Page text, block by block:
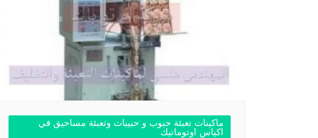
ماكينات تعبئة حبوب و حبيبات وتعبئة مساحيق في
اكياس اوتوماتيك